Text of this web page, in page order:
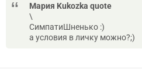
Мария Kukozka quote
\
СимпатиШненько :)
а условия в личку можно?;)